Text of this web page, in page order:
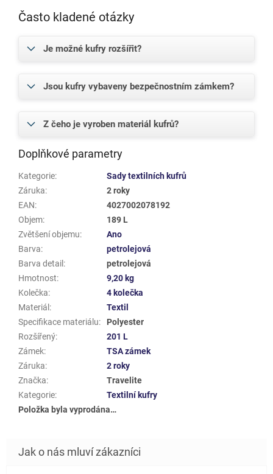
Často kladené otázky
Je možné kufry rozšířit?
Jsou kufry vybaveny bezpečnostním zámkem?
Z čeho je vyroben materiál kufrů?
Doplňkové parametry
Kategorie:
Sady textilních kufrů
Záruka:
2 roky
EAN:
4027002078192
Objem:
189 L
Zvětšení objemu:
Ano
Barva:
petrolejová
Barva detail :
petrolejová
Hmotnost:
9,20 kg
Kolečka:
4 kolečka
Materiál :
Textil
Specifikace materiálu:
Polyester
Rozšířený:
201 L
Zámek:
TSA zámek
Záruka:
2 roky
Značka:
Travelite
Kategorie:
Textilní kufry
Položka byla vyprodána…